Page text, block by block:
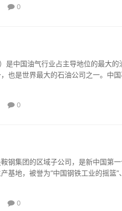
0
是中国油气行业占主导地位的最大的
也是世界最大的石油公司之一。中国
，成立于1999年11月5日。中国石油
别在纽约证券交易所有...
0
钢集团的区域子公司，是新中国第
基地，被誉为“中国钢铁工业的摇篮”
市鞍千西路，北靠鞍山市沙河，所属
矿山。 目前，鞍山钢铁己形成...
0